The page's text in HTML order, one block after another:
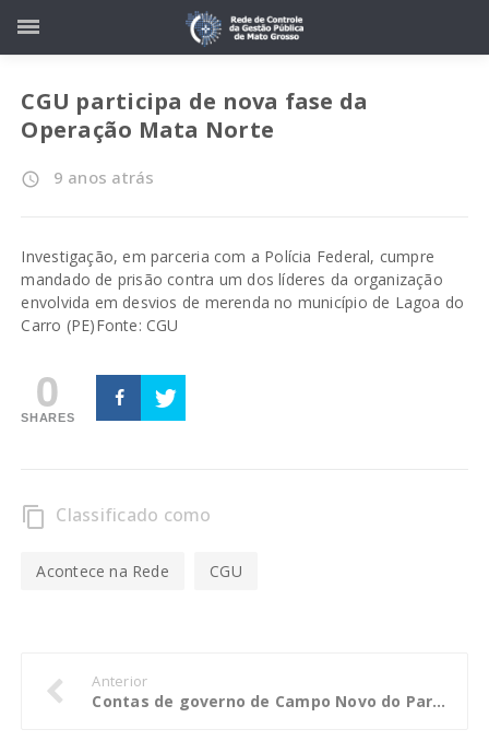
CGU participa de nova fase da
Operação Mata Norte
access_time 9 anos atrás
Investigação, em parceria com a Polícia Federal, cumpre
mandado de prisão contra um dos líderes da organização
envolvida em desvios de merenda no município de Lagoa do
Carro (PE)Fonte: CGU
0
SHARES
content_copy Classificado como
Acontece na Rede CGU
Anterior
Contas de governo de Campo Novo do Parecis têm parecer favorável do TCE